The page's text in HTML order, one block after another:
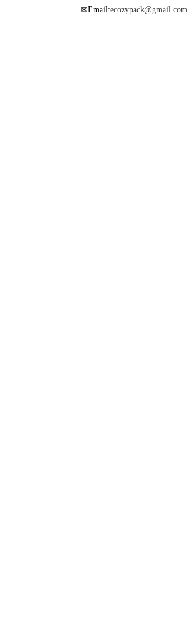
✉Email:ecozypack@gmail.com